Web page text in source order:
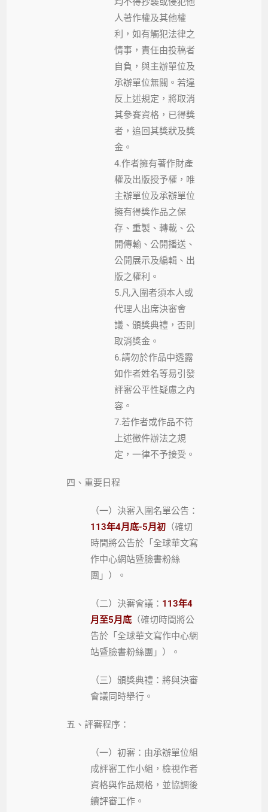
人著作權及其他權
利，如有觸犯法律之
情事，責任由投稿者
自負，與主辦單位及
承辦單位無關。若違
反上述規定，將取消
其參賽資格，已得獎
者，追回其獎狀及獎
金。
4.作者擁有著作財產
權及出版授予權，唯
主辦單位及承辦單位
擁有得獎作品之保
存、重製、轉載、公
開傳輸、公開播送、
公開展示及編輯、出
版之權利。
5.凡入圍者須本人或
代理人出席決審會
議、頒獎典禮，否則
取消獎金。
6.請勿於作品中透露
如作者姓名等易引發
評審公平性疑慮之內
容。
7.若作者或作品不符
上述徵件辦法之規
定，一律不予接受。
四、重要日程
（一）決審入圍名單公告：
113年4月底-5月初 （確切
時間將公告於「全球華文寫
作中心網站暨臉書粉絲
團」）。
（二）決審會議： 113年4
月至5月底 （確切時間將公
告於「全球華文寫作中心網
站暨臉書粉絲團」）。
（三）頒獎典禮：將與決審
會議同時舉行。
五、評審程序：
（一）初審：由承辦單位組
成評審工作小組，檢視作者
資格與作品規格，並協調後
續評審工作。